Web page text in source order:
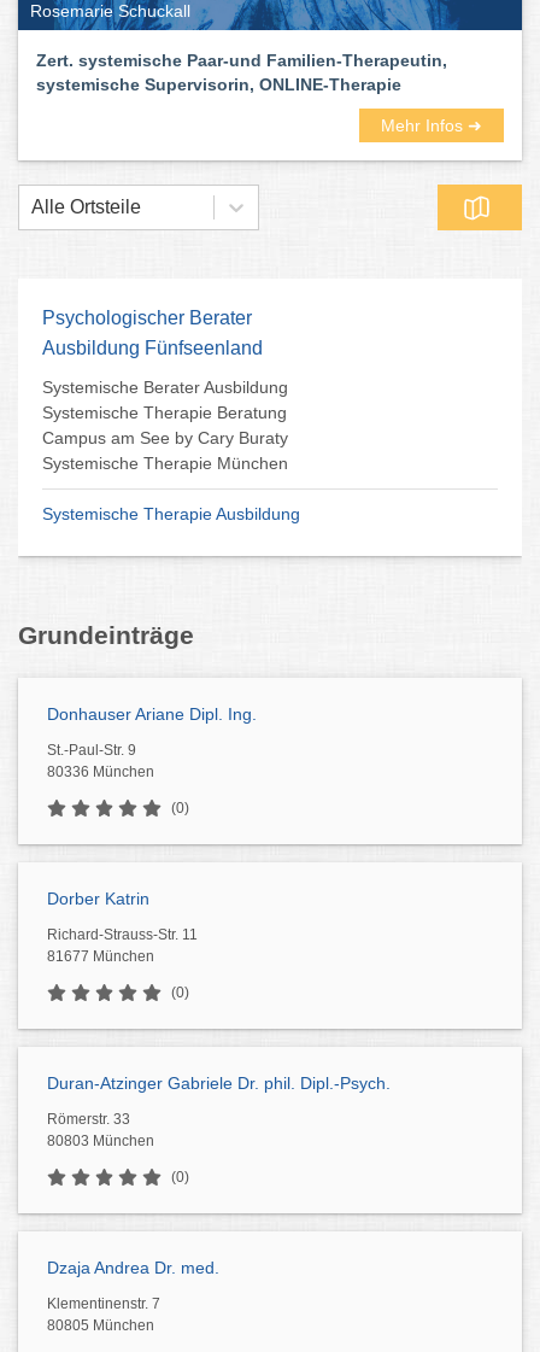
Rosemarie Schuckall
Zert. systemische Paar-und Familien-Therapeutin,
systemische Supervisorin, ONLINE-Therapie
Mehr Infos ➜
Alle Ortsteile
Psychologischer Berater
Ausbildung Fünfseenland
Systemische Berater Ausbildung
Systemische Therapie Beratung
Campus am See by Cary Buraty
Systemische Therapie München
Systemische Therapie Ausbildung
Grundeinträge
Donhauser Ariane Dipl. Ing.
St.-Paul-Str. 9
80336 München
(0)
Dorber Katrin
Richard-Strauss-Str. 11
81677 München
(0)
Duran-Atzinger Gabriele Dr. phil. Dipl.-Psych.
Römerstr. 33
80803 München
(0)
Dzaja Andrea Dr. med.
Klementinenstr. 7
80805 München